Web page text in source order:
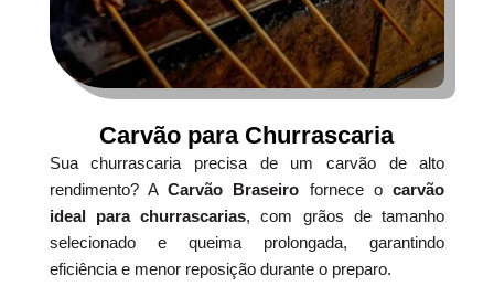
Carvão para Churrascaria
Sua churrascaria precisa de um carvão de alto
rendimento? ACarvão Braseiro fornece ocarvão
ideal para churrascarias, com grãos de tamanho
selecionado e queima prolongada, garantindo
eficiência e menor reposição durante o preparo.